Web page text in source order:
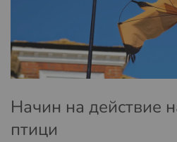
Начин на действие
птици